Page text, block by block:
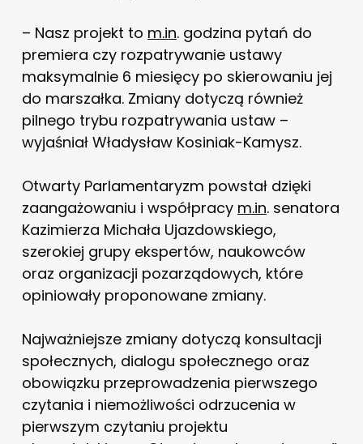
– Nasz projekt to m.in. godzina pytań do
premiera czy rozpatrywanie ustawy
maksymalnie 6 miesięcy po skierowaniu jej
do marszałka. Zmiany dotyczą również
pilnego trybu rozpatrywania ustaw –
wyjaśniał Władysław Kosiniak-Kamysz.
Otwarty Parlamentaryzm powstał dzięki
zaangażowaniu i współpracy m.in. senatora
Kazimierza Michała Ujazdowskiego,
szerokiej grupy ekspertów, naukowców
oraz organizacji pozarządowych, które
opiniowały proponowane zmiany.
Najważniejsze zmiany dotyczą konsultacji
społecznych, dialogu społecznego oraz
obowiązku przeprowadzenia pierwszego
czytania i niemożliwości odrzucenia w
pierwszym czytaniu projektu